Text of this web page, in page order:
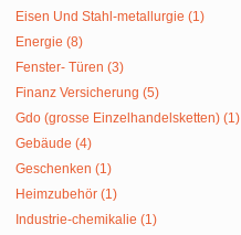
Eisen Und Stahl-metallurgie (1)
Energie (8)
Fenster- Türen (3)
Finanz Versicherung (5)
Gdo (grosse Einzelhandelsketten) (1)
Gebäude (4)
Geschenken (1)
Heimzubehör (1)
Industrie-chemikalie (1)